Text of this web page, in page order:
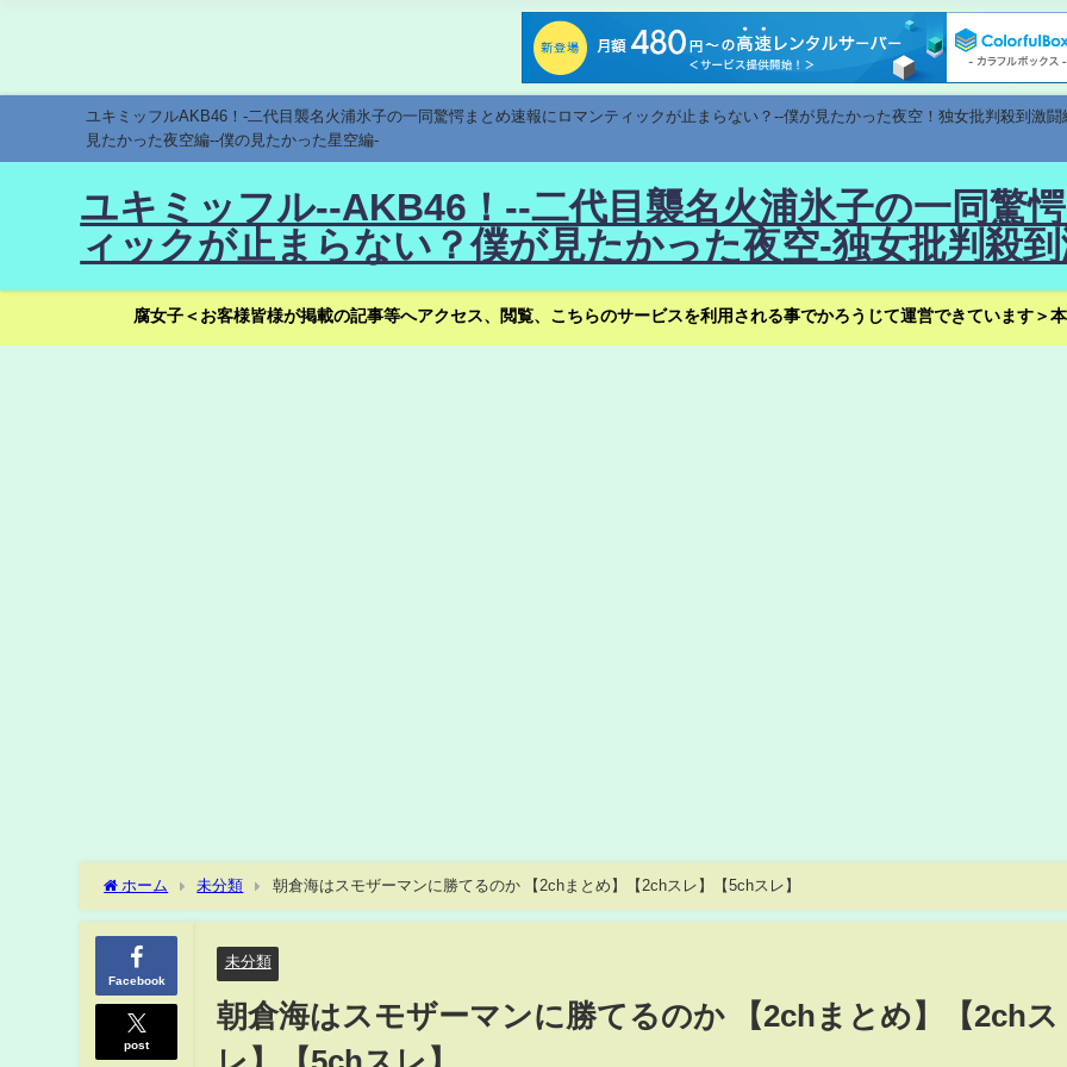
ユキミッフルAKB46！-二代目襲名火浦氷子の一同驚愕まとめ速報にロマンティックが止まらない？--僕が見たかった夜空！独女批判殺到激
見たかった夜空編--僕の見たかった星空編-
ユキミッフル--AKB46！--二代目襲名火浦氷子の一同驚
ィックが止まらない？僕が見たかった夜空-独女批判殺
腐女子＜お客様皆様が掲載の記事等へアクセス、閲覧、こちらのサービスを利用される事でかろうじて運営できています＞
ホーム 未分類 朝倉海はスモザーマンに勝てるのか 【2chまとめ】【2chスレ】【5chスレ】
Facebook
post
未分類
朝倉海はスモザーマンに勝てるのか 【2chまとめ】【2chス
レ】【5chスレ】